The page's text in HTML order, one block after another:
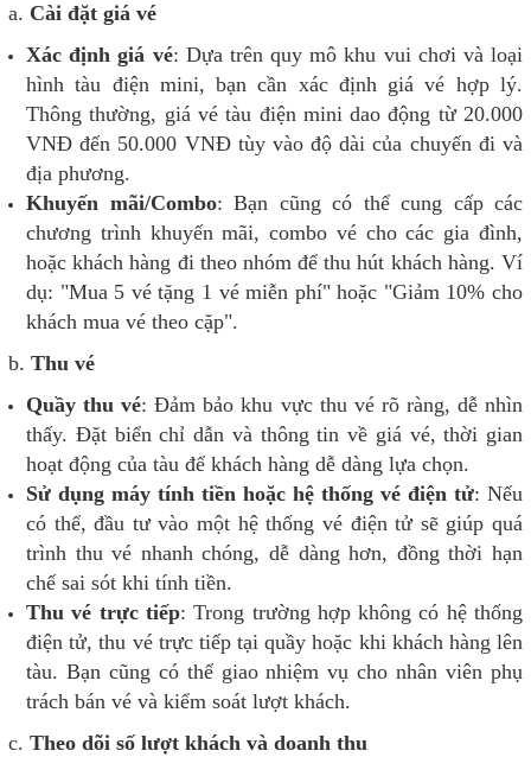
a. Cài đặt giá vé
Xác định giá vé: Dựa trên quy mô khu vui chơi và loại
hình tàu điện mini, bạn cần xác định giá vé hợp lý.
Thông thường, giá vé tàu điện mini dao động từ 20.000
VNĐ đến 50.000 VNĐ tùy vào độ dài của chuyến đi và
địa phương.
Khuyến mãi/Combo: Bạn cũng có thể cung cấp các
chương trình khuyến mãi, combo vé cho các gia đình,
hoặc khách hàng đi theo nhóm để thu hút khách hàng. Ví
dụ: "Mua 5 vé tặng 1 vé miễn phí" hoặc "Giảm 10% cho
khách mua vé theo cặp".
b. Thu vé
Quầy thu vé: Đảm bảo khu vực thu vé rõ ràng, dễ nhìn
thấy. Đặt biển chỉ dẫn và thông tin về giá vé, thời gian
hoạt động của tàu để khách hàng dễ dàng lựa chọn.
Sử dụng máy tính tiền hoặc hệ thống vé điện tử: Nếu
có thể, đầu tư vào một hệ thống vé điện tử sẽ giúp quá
trình thu vé nhanh chóng, dễ dàng hơn, đồng thời hạn
chế sai sót khi tính tiền.
Thu vé trực tiếp: Trong trường hợp không có hệ thống
điện tử, thu vé trực tiếp tại quầy hoặc khi khách hàng lên
tàu. Bạn cũng có thể giao nhiệm vụ cho nhân viên phụ
trách bán vé và kiểm soát lượt khách.
c. Theo dõi số lượt khách và doanh thu